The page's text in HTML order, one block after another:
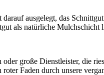
ausgelegt, das
als natürliche
große Dienstleister, die
Faden durch unsere